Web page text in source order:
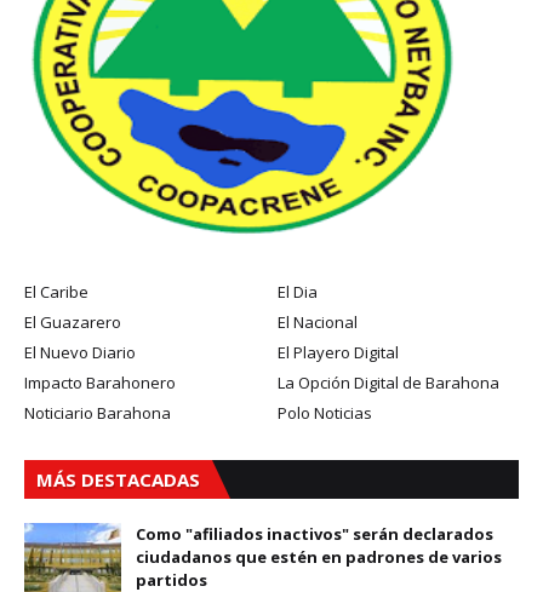
El Caribe
El Dia
El Guazarero
El Nacional
El Nuevo Diario
El Playero Digital
Impacto Barahonero
La Opción Digital de Barahona
Noticiario Barahona
Polo Noticias
MÁS DESTACADAS
Como "afiliados inactivos" serán declarados
ciudadanos que estén en padrones de varios
partidos